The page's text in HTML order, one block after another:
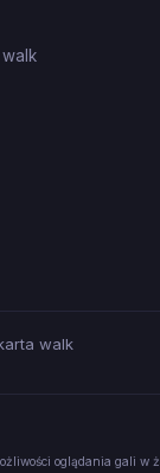
walk
oglądania gali w